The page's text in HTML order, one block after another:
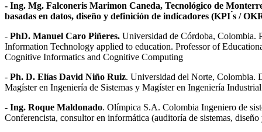
- Ing. Mg. Falconeris Marimon Caneda, Tecnológico de
basadas en datos, diseño y definición de indicadores (KPI ́s /
- PhD. Manuel Caro Piñeres. Universidad de Córdoba, Colombia.
Information Technology applied to education. Professor of
Cognitive Informatics and Cognitive Computing
- Ph. D. Elías David Niño Ruiz. Universidad del Norte, Colombia.
Magíster en Ingeniería de Sistemas y Magíster en Ingeniería
- Ing. Roque Maldonado. Olímpica S.A. Colombia Ingeniero de
Conferencista, consultor en informática (auditoría de sistemas,